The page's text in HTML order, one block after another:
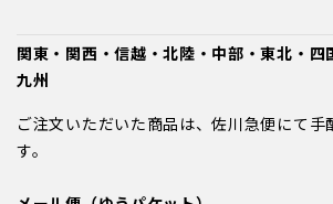
関東・関西・信越・北陸・中部・東北・四
九州
ご注文いただいた商品は、佐川急便にて手
す。